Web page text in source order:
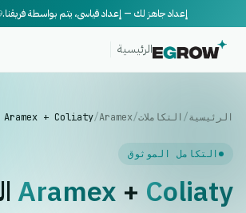
إعداد جاهز لك — إعداد قياسي، يتم بواسطة فريقنا.
الرئيسية
الرئيسية/ التكاملات/
Aramex
/
Aramex + Coliaty
التكامل الموثوق
Aramex + Coliaty